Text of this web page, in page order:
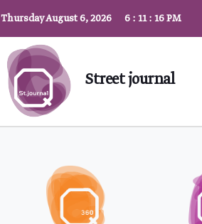
Thursday August 6, 20266 :11:18PM
Street journal